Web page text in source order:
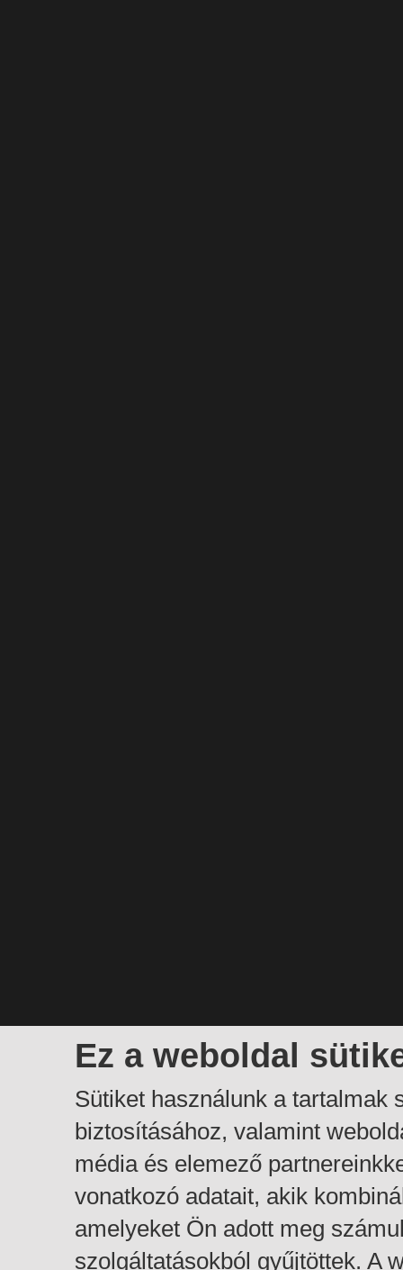
Ez a weboldal
Sütiket használunk a tartalmak
biztosításához, valamint
média és elemező
vonatkozó adatait, akik
amelyeket Ön adott meg
szolgáltatásokból gyűjtöttek. A